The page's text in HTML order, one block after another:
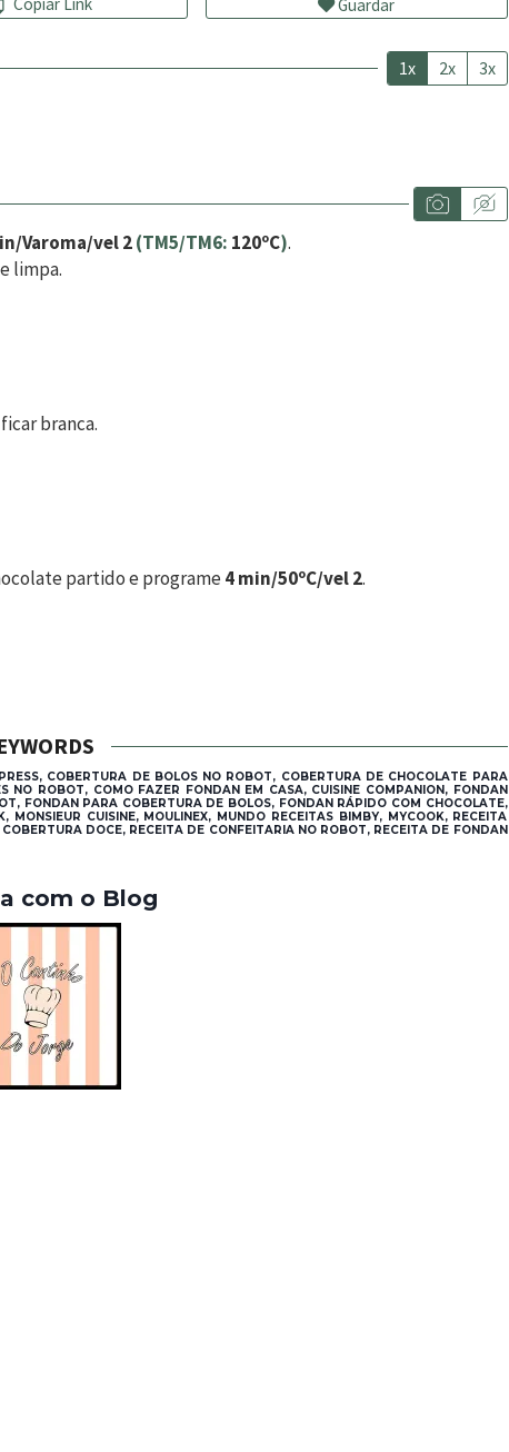
Guardar
1x 2x 3x
Varoma/vel 2(TM5/TM6: 120ºC).
limpa.
branca.
partido e programe4 min/50ºC/vel 2.
COBERTURA DE BOLOS NO ROBOT, COBERTURA DE CHOCOLATE PARA
NO ROBOT, COMO FAZER FONDAN EM CASA, CUISINE COMPANION, FONDAN
FONDAN PARA COBERTURA DE BOLOS, FONDAN RÁPIDO COM CHOCOLATE,
CUISINE, MOULINEX, MUNDO RECEITAS BIMBY, MYCOOK, RECEITA
DOCE, RECEITA DE CONFEITARIA NO ROBOT, RECEITA DE FONDAN
com o Blog